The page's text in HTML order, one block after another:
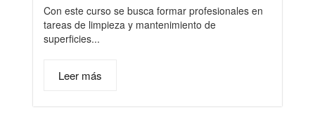
Con este curso se busca formar profesionales en
tareas de limpieza y mantenimiento de
superficies...
Leer más